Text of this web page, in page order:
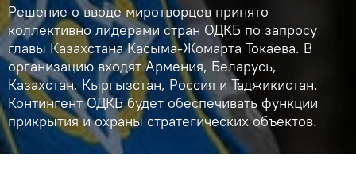
Решение о вводе миротворцев принято
коллективно лидерами стран ОДКБ по запросу
главы Казахстана Касыма-Жомарта Токаева. В
организацию входят Армения, Беларусь,
Казахстан, Кыргызстан, Россия и Таджикистан.
Контингент ОДКБ будет обеспечивать функции
прикрытия и охраны стратегических объектов.